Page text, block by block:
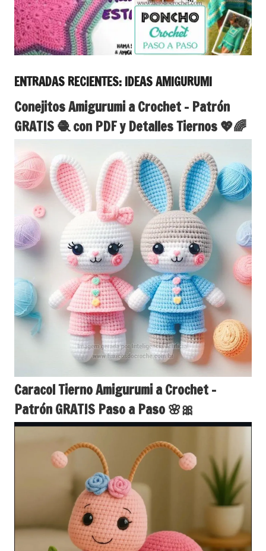
ENTRADAS RECIENTES: IDEAS AMIGURUMI
Conejitos Amigurumi a Crochet – Patrón
GRATIS 🧶 con PDF y Detalles Tiernos 💖🌈
Caracol Tierno Amigurumi a Crochet –
Patrón GRATIS Paso a Paso 🌸🎀